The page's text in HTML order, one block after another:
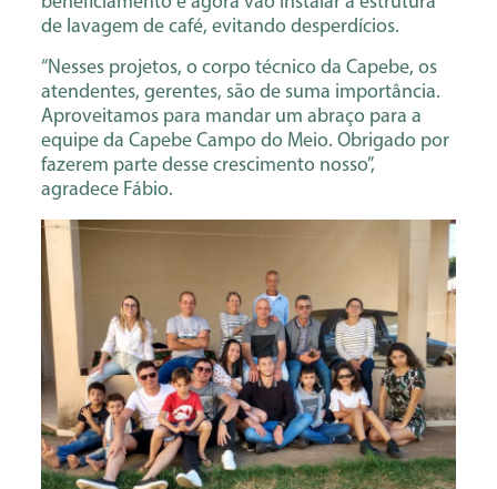
de lavagem de café, evitando desperdícios.
“Nesses projetos, o corpo técnico da Capebe, os
atendentes, gerentes, são de suma importância.
Aproveitamos para mandar um abraço para a
equipe da Capebe Campo do Meio. Obrigado por
fazerem parte desse crescimento nosso”,
agradece Fábio.